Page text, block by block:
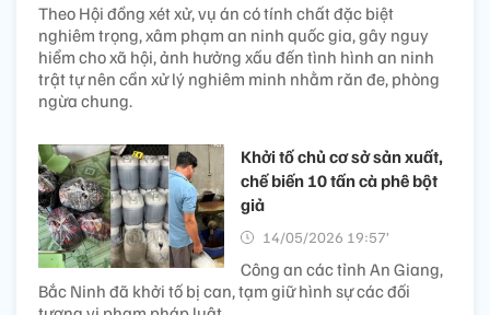
Theo Hội đồng xét xử, vụ án có tính chất đặc biệt
nghiêm trọng, xâm phạm an ninh quốc gia, gây nguy
hiểm cho xã hội, ảnh hưởng xấu đến tình hình an ninh
trật tự nên cần xử lý nghiêm minh nhằm răn đe, phòng
ngừa chung.
Khởi tố chủ cơ sở sản xuất,
chế biến 10 tấn cà phê bột
giả
14/05/2026 19:57’
Công an các tỉnh An Giang,
Bắc Ninh đã khởi tố bị can, tạm giữ hình sự các đối